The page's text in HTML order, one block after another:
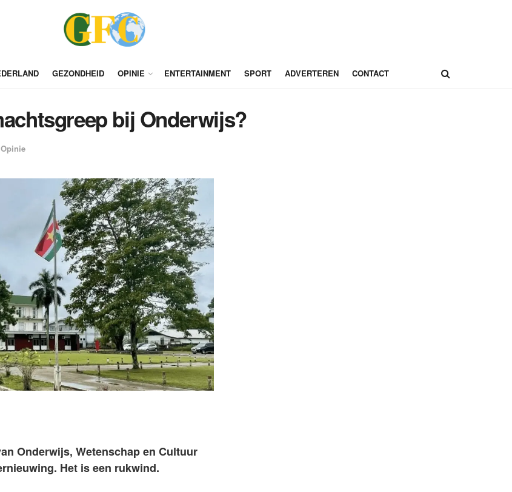
GEZONDHEID OPINIE ENTERTAINMENT SPORT ADVERTEREN CONTACT
bij Onderwijs?
Opinie
Onderwijs, Wetenschap en Cultuur
Het is een rukwind.